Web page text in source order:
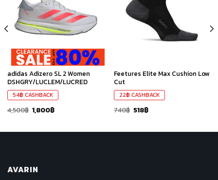
สินค้า
ที่ชอบ
adidas Adizero SL 2 Women
DSHGRY/LUCLEM/LUCRED
54฿ CASHBACK
4,500฿ 1,800฿
Feetures Elite Max Cushion Low
Cut
22฿ CASHBACK
740฿ 518฿
AVARIN